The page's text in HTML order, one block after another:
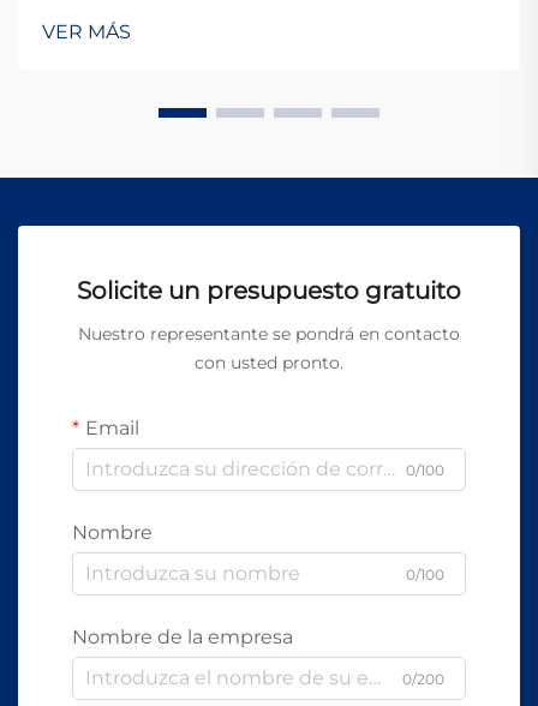
de esta transformación. Entre los desarrollos más
importantes en los últimos años está la aparición de
aplicaciones en sectores de alta exigencia como la
VER MÁS
Solicite un presupuesto gratuito
Nuestro representante se pondrá en contacto
con usted pronto.
Email
0/100
Nombre
0/100
Nombre de la empresa
0/200